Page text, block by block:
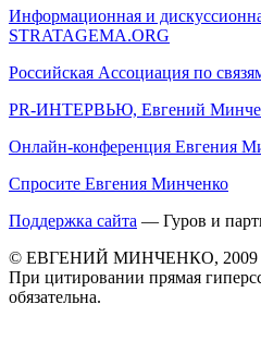
Информационная и
STRATAGEMA.ORG
Российская Ассоциация по
PR-ИНТЕРВЬЮ, Евгений
Онлайн-конференция Евгения
Спросите Евгения Минченко
Поддержка сайта — Гуров и
© ЕВГЕНИЙ МИНЧЕНКО, 2009
При цитировании прямая
обязательна.